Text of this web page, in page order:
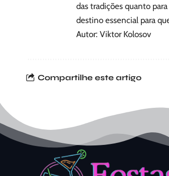
das tradições quanto
destino essencial para
Autor: Viktor Kolosov
Compartilhe este artigo